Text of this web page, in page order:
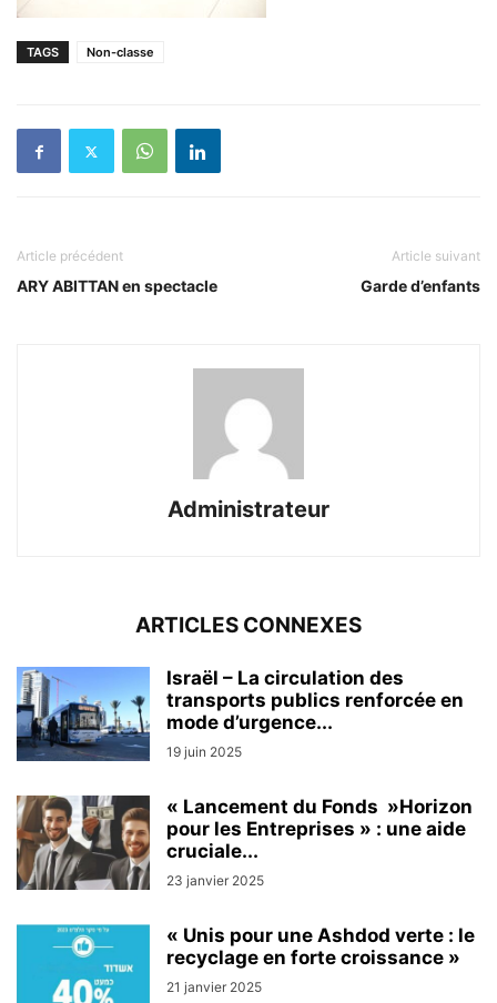
TAGS Non-classe
Article précédent
ARY ABITTAN en spectacle
Article suivant
Garde d’enfants
Administrateur
ARTICLES CONNEXES
Israël – La circulation des
transports publics renforcée en
mode d’urgence...
19 juin 2025
« Lancement du Fonds »Horizon
pour les Entreprises » : une aide
cruciale...
23 janvier 2025
« Unis pour une Ashdod verte : le
recyclage en forte croissance »
21 janvier 2025